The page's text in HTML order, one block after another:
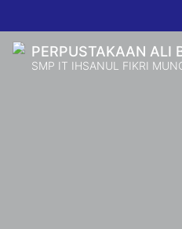
PERPUSTAKAAN ALI
SMP IT IHSANUL FIKRI